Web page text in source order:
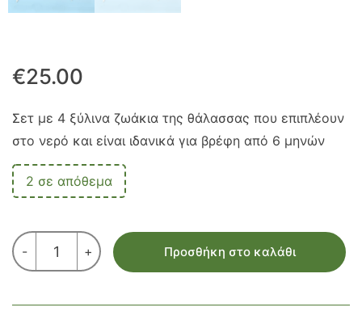
€25.00
Σετ με 4 ξύλινα ζωάκια της θάλασσας που επιπλέουν
στο νερό και είναι ιδανικά για βρέφη από 6 μηνών
2 σε απόθεμα
-
ΠΑΙΧΝΙΔΙΩΝ
ΝΕΡΟΥ
ΖΩΑΚΙΑ
+ Προσθήκη στο καλάθι